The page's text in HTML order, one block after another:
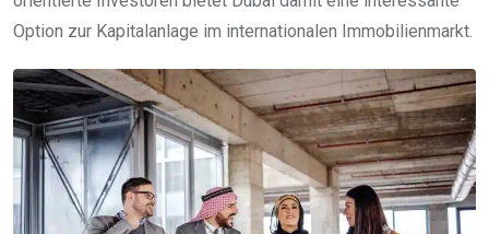
Option zur Kapitalanlage im internationalen Immobilienmarkt.